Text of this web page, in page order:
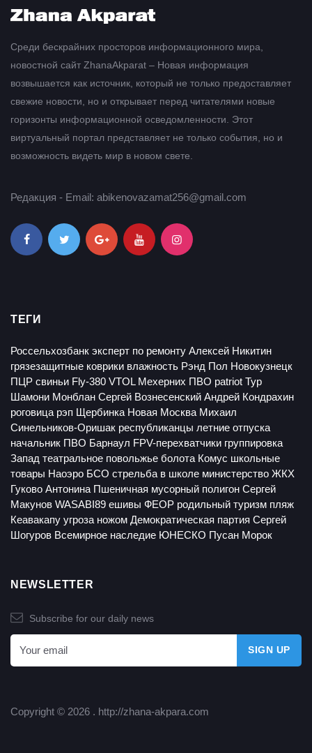
Среди бескрайних просторов информационного мира,
новостной сайт ZhanaAkparat – Новая информация
возвышается как источник, который не только предоставляет
свежие новости, но и открывает перед читателями новые
горизонты информационной осведомленности. Этот
виртуальный портал представляет не только события, но и
возможность видеть мир в новом свете.
Редакция - Email: abikenovazamat256@gmail.com
ТЕГИ
Россельхозбанк эксперт по ремонту Алексей Никитин
грязезащитные коврики влажность Рэнд Пол Новокузнецк
ПЦР свиньи Fly-380 VTOL Мехерних ПВО patriot Тур
Шамони Монблан Сергей Вознесенский Андрей Кондрахин
роговица рэп Щербинка Новая Москва Михаил
Синельников-Оришак республиканцы летние отпуска
начальник ПВО Барнаул FPV-перехватчики группировка
Запад театральное повольжье болота Комус школьные
товары Наоэро БСО стрельба в школе министерство ЖКХ
Гуково Антонина Пшеничная мусорный полигон Сергей
Макунов WASABI89 ешивы ФЕОР родильный туризм пляж
Кеавакапу угроза ножом Демократическая партия Сергей
Шогуров Всемирное наследие ЮНЕСКО Пусан Морок
NEWSLETTER
Subscribe for our daily news
Copyright © 2026 . http://zhana-akpara.com